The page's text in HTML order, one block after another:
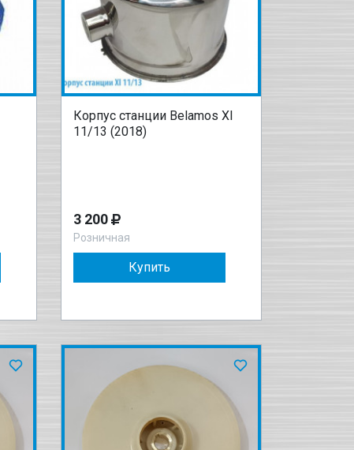
Корпус станции Belamos XI
11/13 (2018)
3 200
Розничная
Купить